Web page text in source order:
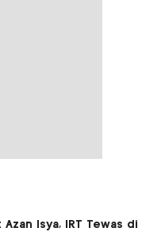
Isya, IRT Tewas di